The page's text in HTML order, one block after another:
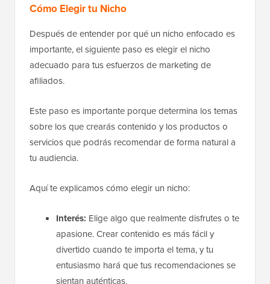
Cómo Elegir tu Nicho
Después de entender por qué un nicho enfocado es
importante, el siguiente paso es elegir el nicho
adecuado para tus esfuerzos de marketing de
afiliados.
Este paso es importante porque determina los temas
sobre los que crearás contenido y los productos o
servicios que podrás recomendar de forma natural a
tu audiencia.
Aquí te explicamos cómo elegir un nicho:
Interés: Elige algo que realmente disfrutes o te
apasione. Crear contenido es más fácil y
divertido cuando te importa el tema, y tu
entusiasmo hará que tus recomendaciones se
sientan auténticas.